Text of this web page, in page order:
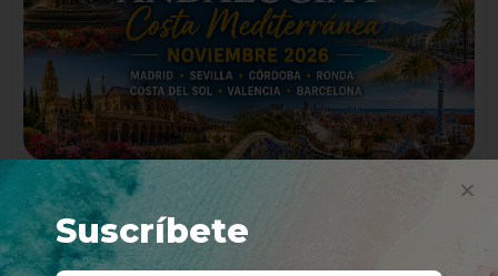
Madrid, Andalucía y Costa
Mediterránea (18-30 noviembre)
Suscríbete